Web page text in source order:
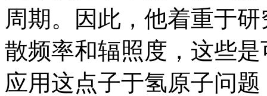
周期。因此，他着重于
散频率和辐照度，这些
应用这点子于氢原子问